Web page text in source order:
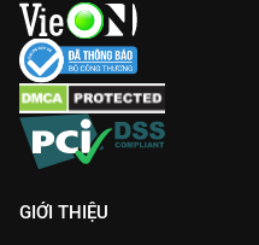
GIỚI THIỆU